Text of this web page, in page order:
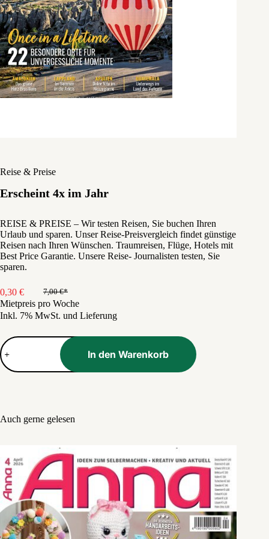
Reise & Preise
Erscheint 4x im Jahr
REISE & PREISE – Wir testen Reisen, Sie buchen Ihren
Urlaub und sparen. Unser Reise-Preisvergleich findet günstige
Reisen nach Ihren Wünschen. Traumreisen, Flüge, Hotels mit
Best Price Garantie. Unsere Reise- Journalisten testen, Sie
sparen.
7,00€
Ursprünglicher
Preis
war:
0,30 €
Aktueller
Preis
ist:
Mietpreis pro Woche
Inkl. 7% MwSt. und Lieferung
Reise
&
Preise
Menge
In den Warenkorb
Auch gerne gelesen